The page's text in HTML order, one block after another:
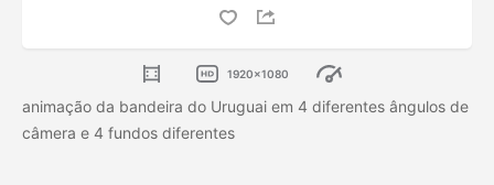
1920x1080
animação da bandeira do Uruguai em 4 diferentes ângulos de
câmera e 4 fundos diferentes